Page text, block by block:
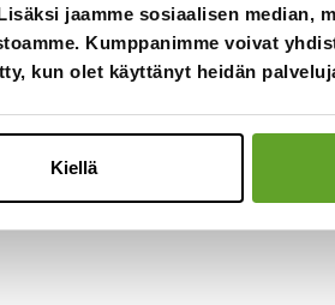
jaamme sosiaalisen median,
Kumppanimme voivat
kun olet käyttänyt heidän
Kiellä